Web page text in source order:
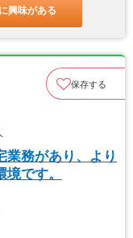
興味がある
保存する
業務があり、より
です。